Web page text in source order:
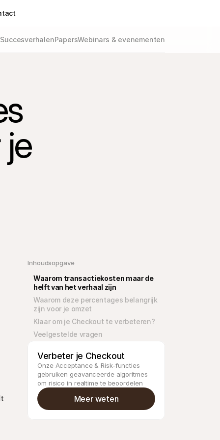
SuccesverhalenPapersWebinars & evenementen
Inhoudsopgave
Waarom transactiekosten maar de
helft van het verhaal zijn
Waarom deze percentages belangrijk
zijn voor je omzet
Klaar om je Checkout te verbeteren?
Veelgestelde vragen
Verbeter je Checkout
Onze Acceptance & Risk-functies
gebruiken geavanceerde algoritmes
om risico in realtime te beoordelen
Meer weten